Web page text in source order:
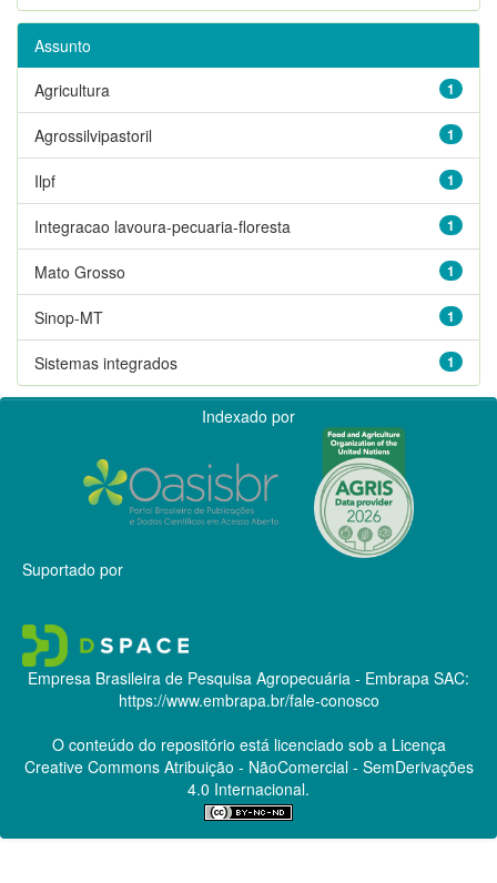
Assunto
1
Agricultura
1
Agrossilvipastoril
1
Ilpf
1
Integracao lavoura-pecuaria-floresta
1
Mato Grosso
1
Sinop-MT
1
Sistemas integrados
Indexado por
Suportado por
Empresa Brasileira de Pesquisa Agropecuária - Embrapa SAC:
https://www.embrapa.br/fale-conosco
O conteúdo do repositório está licenciado sob a Licença
Creative CommonsAtribuição - NãoComercial - SemDerivações
4.0 Internacional.